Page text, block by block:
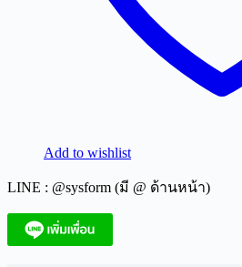
Add to wishlist
LINE : @sysform (มี @ ด้านหน้า)